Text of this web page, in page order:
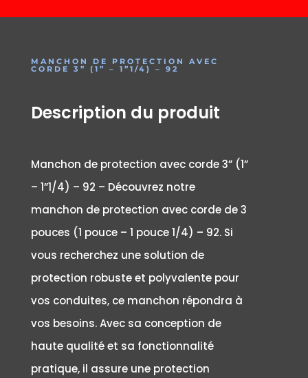
MANCHON DE PROTECTION AVEC
CORDE 3” (1” – 1”1/4) – 92
Description du produit
Manchon de protection avec corde 3” (1”
– 1”1/4) – 92 – Découvrez notre
manchon de protection avec corde de 3
pouces (1 pouce – 1 pouce 1/4) – 92. Si
vous recherchez une solution de
protection robuste et polyvalente pour
vos conduites, ce manchon répondra à
vos besoins. Avec sa conception de
haute qualité et sa fonctionnalité
pratique, il assure une protection